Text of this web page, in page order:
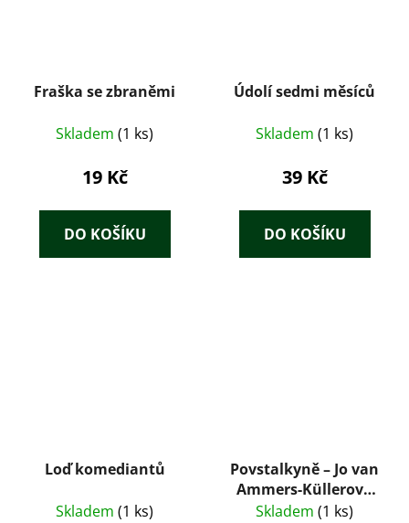
Fraška se zbraněmi
Skladem (1 ks)
19 Kč
DO KOŠÍKU
Údolí sedmi měsíců
Skladem (1 ks)
39 Kč
DO KOŠÍKU
Loď komediantů
Skladem (1 ks)
Povstalkyně – Jo van
Ammers-Küllerová
(1949)
Skladem (1 ks)